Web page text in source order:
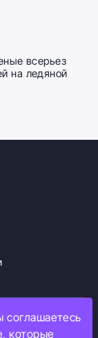
всерьез
на ледяной
соглашаетесь
которые